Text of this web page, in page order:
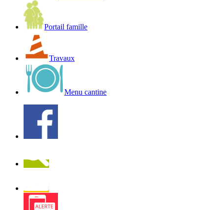
Portail famille
Travaux
Menu cantine
Facebook
Alerte
SMS